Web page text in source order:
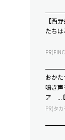
【西
たちは
おか
鳴き
ア ...
PR(タ